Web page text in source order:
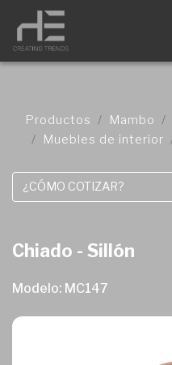
Productos Mambo
Muebles de interior
¿CÓMO COTIZAR?
Chiado - Sillón
Modelo: MC147